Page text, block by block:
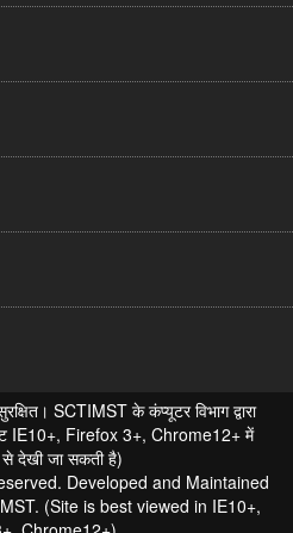
SCTIMST के कंप्यूटर विभाग द्वारा
IE10+, Firefox 3+, Chrome12+ में
से देखी जा सकती है)
Developed and Maintained
(Site is best viewed in IE10+,